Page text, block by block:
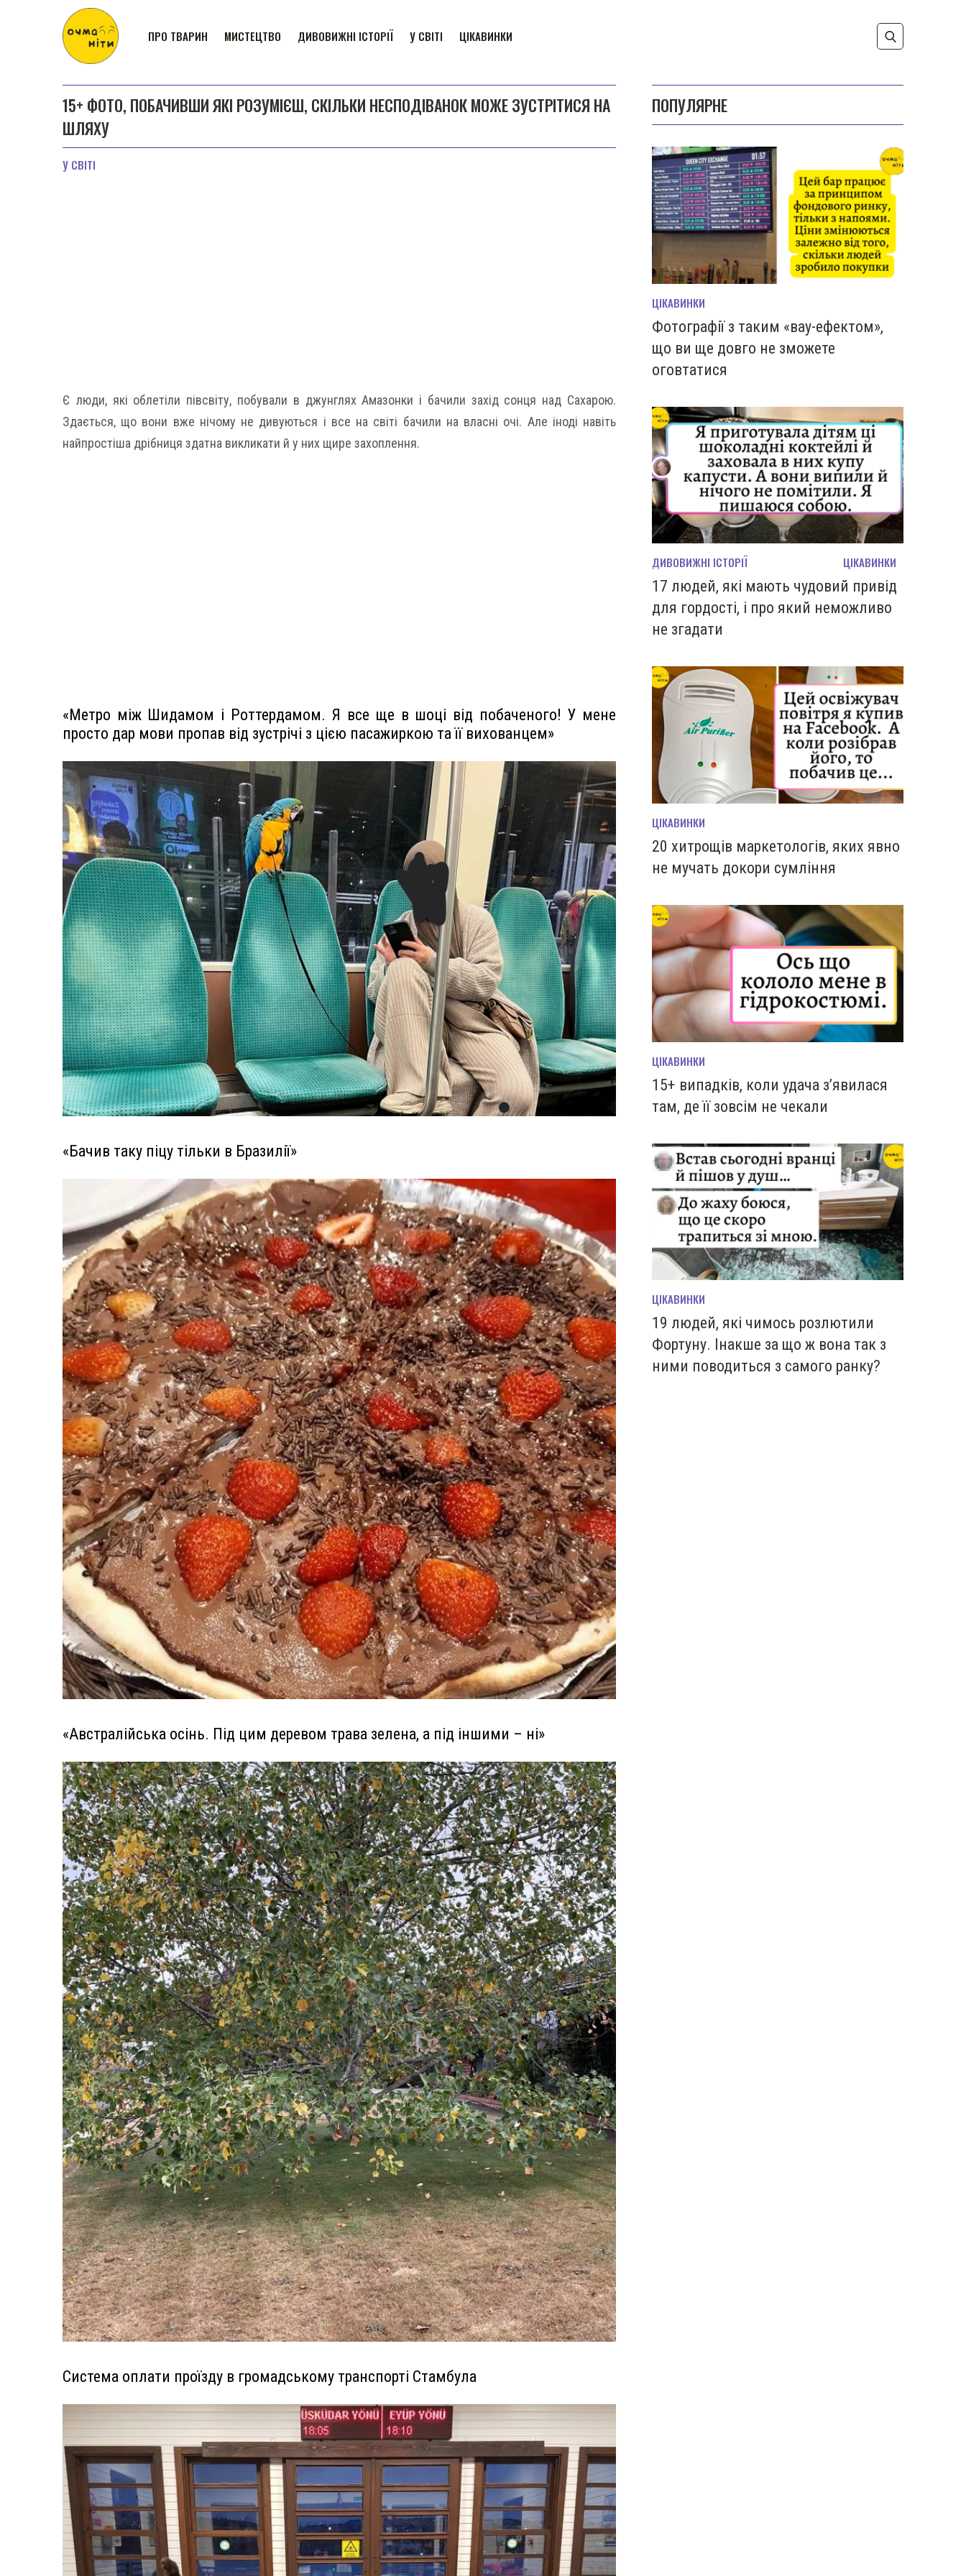
ПРО ТВАРИН МИСТЕЦТВО ДИВОВИЖНІ ІСТОРІЇ У СВІТІ ЦІКАВИНКИ
15+ ФОТО, ПОБАЧИВШИ ЯКІ РОЗУМІЄШ, СКІЛЬКИ НЕСПОДІВАНОК МОЖЕ ЗУСТРІТИСЯ НА
ШЛЯХУ
У СВІТІ
Є люди, які облетіли півсвіту, побували в джунглях Амазонки і бачили захід сонця над Сахарою.
Здається, що вони вже нічому не дивуються і все на світі бачили на власні очі. Але іноді навіть
найпростіша дрібниця здатна викликати й у них щире захоплення.
«Метро між Шидамом і Роттердамом. Я все ще в шоці від побаченого! У мене
просто дар мови пропав від зустрічі з цією пасажиркою та її вихованцем»
«Бачив таку піцу тільки в Бразилії»
«Австралійська осінь. Під цим деревом трава зелена, а під іншими – ні»
Система оплати проїзду в громадському транспорті Стамбула
ПОПУЛЯРНЕ
ЦІКАВИНКИ
Фотографії з таким «вау-ефектом»,
що ви ще довго не зможете
оговтатися
ДИВОВИЖНІ ІСТОРІЇ ЦІКАВИНКИ
17 людей, які мають чудовий привід
для гордості, і про який неможливо
не згадати
ЦІКАВИНКИ
20 хитрощів маркетологів, яких явно
не мучать докори сумління
ЦІКАВИНКИ
15+ випадків, коли удача з’явилася
там, де її зовсім не чекали
ЦІКАВИНКИ
19 людей, які чимось розлютили
Фортуну. Інакше за що ж вона так з
ними поводиться з самого ранку?